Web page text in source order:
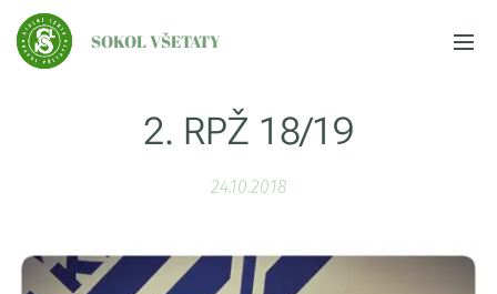
SOKOL VŠETATY
2. RPŽ 18/19
24.10.2018